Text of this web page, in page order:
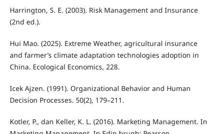
Harrington, S. E. (2003). Risk Management and Insurance
(2nd ed.).
Hui Mao. (2025). Extreme Weather, agricultural insurance
and farmer’s climate adaptation technologies adoption in
China. Ecological Economics, 228.
Icek Ajzen. (1991). Organizational Behavior and Human
Decision Processes. 50(2), 179–211.
Kotler, P., dan Keller, K. L. (2016). Marketing Management. In